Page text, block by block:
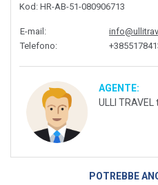
Kod : HR-AB-51-080906713
E-mail :
Telefono:
AGENTE:
ULLI
POTREBBE